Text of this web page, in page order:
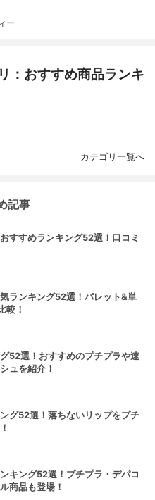
ー
：おすすめ商品ランキ
カテゴリ一覧へ
記事
すすめランキング52選！口コミ
ランキング52選！パレット&単
較！
52選！おすすめのプチプラや速
ュを紹介！
グ52選！落ちないリップをプチ
キング52選！プチプラ・デパコ
商品も登場！